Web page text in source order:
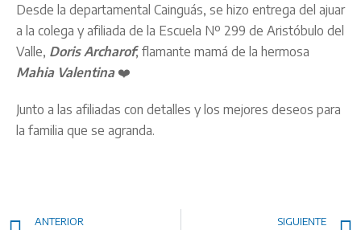
Desde la departamental Cainguás, se hizo entrega del ajuar
a la colega y afiliada de la Escuela Nº 299 de Aristóbulo del
Valle, Doris Archarof; flamante mamá de la hermosa
Mahia Valentina❤️
Junto a las afiliadas con detalles y los mejores deseos para
la familia que se agranda.
ANTERIOR SIGUIENTE